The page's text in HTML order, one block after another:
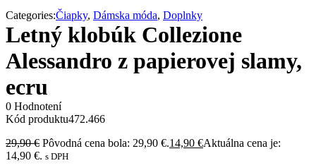
Categories:Čiapky, Dámska móda, Doplnky
Letný klobúk Collezione
Alessandro z papierovej slamy,
ecru
0 Hodnotení
Kód produktu472.466
29,90€ Pôvodná cena bola: 29,90 €.14,90 €Aktuálna cena je:
14,90 €. s DPH